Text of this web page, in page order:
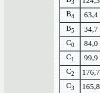
3
B4 63,4
B5 34,7
C0 84,0
C1 99,9
C2 176,7
C3 165,8